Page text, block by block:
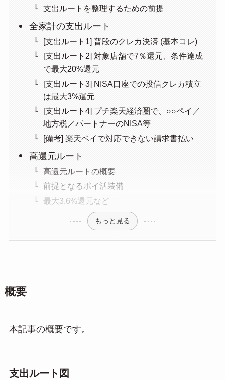
支出ルートを整理するための前提
全家計の支出ルート
[支出ルート1] 普段のクレカ決済 (基本コレ)
[支出ルート2] 対象店舗で7％還元、条件達成
で最大20%還元
[支出ルート3] NISA口座での投信クレカ積立
は最大3%還元
[支出ルート4] プチ楽天経済圏で、○○ペイ／
地方税／パートナーのNISA等
[備考] 楽天ペイで対応できない請求書払い
高還元ルート
高還元ルートの概要
前提となるポイ活装備
最大3.6%還元など
もっと見る
概要
本記事の概要です。
支出ルート図